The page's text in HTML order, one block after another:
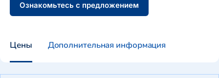
Ознакомьтесь с предложением
Цены Дополнительная информация